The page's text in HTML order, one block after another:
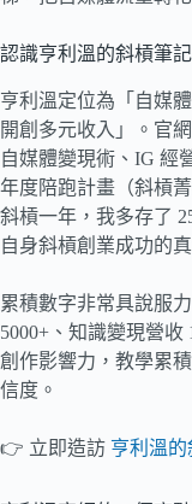
認識亨利溫的斜槓筆記
亨利溫定位為「自媒
開創多元收入」。官
自媒體變現術、IG 經
年度陪跑計畫（斜槓
斜槓一年，我多存了
自身斜槓創業成功的
累積數字非常具說服
5000+、知識變現營收
創作影響力，教學累
信度。
👉 立即造訪 亨利溫的